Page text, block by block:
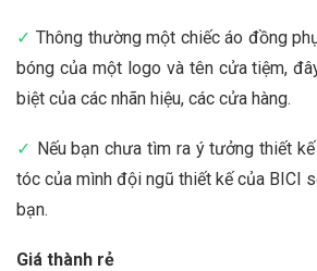
✓ Thông thường một chiếc áo đồng
bóng của một logo và tên cửa tiệm,
biệt của các nhãn hiệu, các cửa hàng.
✓ Nếu bạn chưa tìm ra ý tưởng thiết
tóc của mình đội ngũ thiết kế của BICI
bạn.
Giá thành rẻ